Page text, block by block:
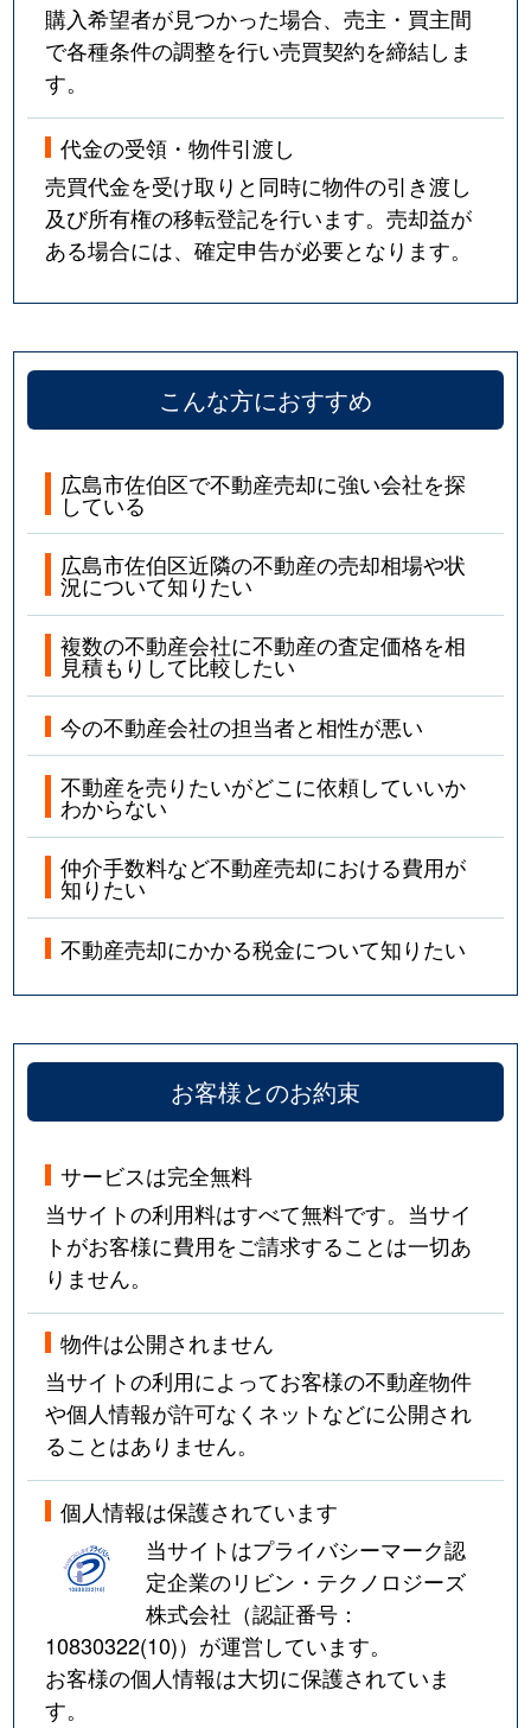
購入希望者が見つかった場合、売主・買主間
で各種条件の調整を行い売買契約を締結しま
す。
代金の受領・物件引渡し
売買代金を受け取りと同時に物件の引き渡し
及び所有権の移転登記を行います。売却益が
ある場合には、確定申告が必要となります。
こんな方におすすめ
広島市佐伯区で不動産売却に強い会社を探
している
広島市佐伯区近隣の不動産の売却相場や状
況について知りたい
複数の不動産会社に不動産の査定価格を相
見積もりして比較したい
今の不動産会社の担当者と相性が悪い
不動産を売りたいがどこに依頼していいか
わからない
仲介手数料など不動産売却における費用が
知りたい
不動産売却にかかる税金について知りたい
お客様とのお約束
サービスは完全無料
当サイトの利用料はすべて無料です。当サイ
トがお客様に費用をご請求することは一切あ
りません。
物件は公開されません
当サイトの利用によってお客様の不動産物件
や個人情報が許可なくネットなどに公開され
ることはありません。
個人情報は保護されています
当サイトはプライバシーマーク認
定企業のリビン・テクノロジーズ
株式会社（認証番号：
10830322(10)）が運営しています。
お客様の個人情報は大切に保護されていま
す。